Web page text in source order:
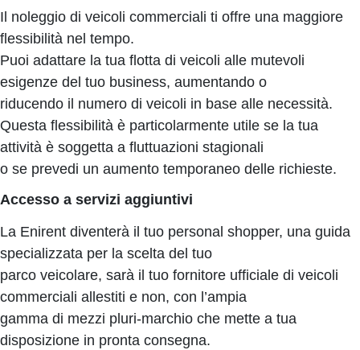
Il noleggio di veicoli commerciali ti offre una maggiore
flessibilità nel tempo.
Puoi adattare la tua flotta di veicoli alle mutevoli
esigenze del tuo business, aumentando o
riducendo il numero di veicoli in base alle necessità.
Questa flessibilità è particolarmente utile se la tua
attività è soggetta a fluttuazioni stagionali
o se prevedi un aumento temporaneo delle richieste.
Accesso a servizi aggiuntivi
La Enirent diventerà il tuo personal shopper, una guida
specializzata per la scelta del tuo
parco veicolare, sarà il tuo fornitore ufficiale di veicoli
commerciali allestiti e non, con l’ampia
gamma di mezzi pluri-marchio che mette a tua
disposizione in pronta consegna.